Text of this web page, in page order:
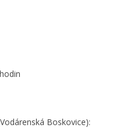
Boskovice):